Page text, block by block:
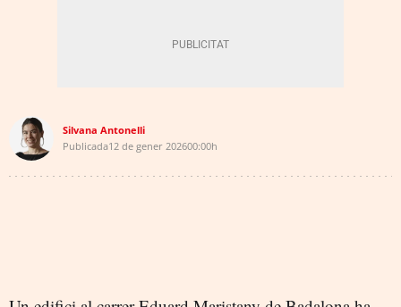
Silvana Antonelli
Publicada12 de gener 202600:00h